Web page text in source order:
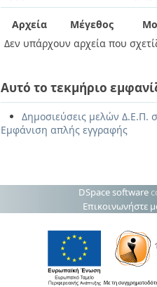
Αρχεία Μέγεθος
Δεν υπάρχουν αρχεία που
Αυτό το τεκμήριο
Δημοσιεύσεις μελών Δ.Ε.Π.
Εμφάνιση απλής εγγραφής
DSpace software
Επικοινωνήστε